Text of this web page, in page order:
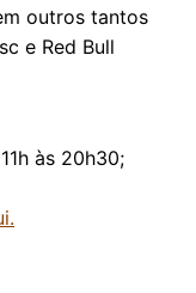
outros tantos
e Red Bull
às 20h30;